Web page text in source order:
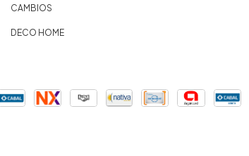
CAMBIOS
DECO HOME